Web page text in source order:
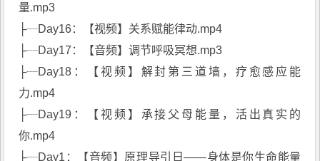
量.mp3
├┈Day16：【视频】关系赋能律动.mp4
├┈Day17：【音频】调节呼吸冥想.mp3
├┈Day18：【视频】解封第三道墙，疗愈感应能
力.mp4
├┈Day19：【视频】承接父母能量，活出真实的
你.mp4
├┈Day1：【音频】原理导引日——身体是你生命能量